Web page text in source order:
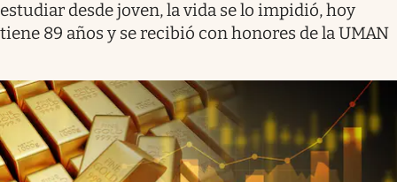
estudiar desde joven, la vida se lo impidió, hoy
tiene 89 años y se recibió con honores de la UMAN